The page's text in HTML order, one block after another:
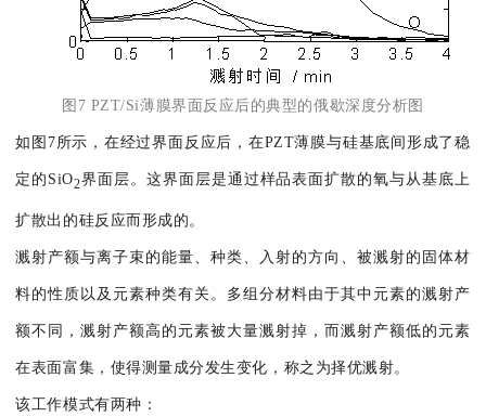
图7 PZT/Si薄膜界面反应后的典型的俄歇深度分析图
如图7所示，在经过界面反应后，在PZT薄膜与硅基底间形成了稳
定的SiO2界面层。这界面层是通过样品表面扩散的氧与从基底上
扩散出的硅反应而形成的。
溅射产额与离子束的能量、种类、入射的方向、被溅射的固体材
料的性质以及元素种类有关。多组分材料由于其中元素的溅射产
额不同，溅射产额高的元素被大量溅射掉，而溅射产额低的元素
在表面富集，使得测量成分发生变化，称之为择优溅射。
该工作模式有两种：